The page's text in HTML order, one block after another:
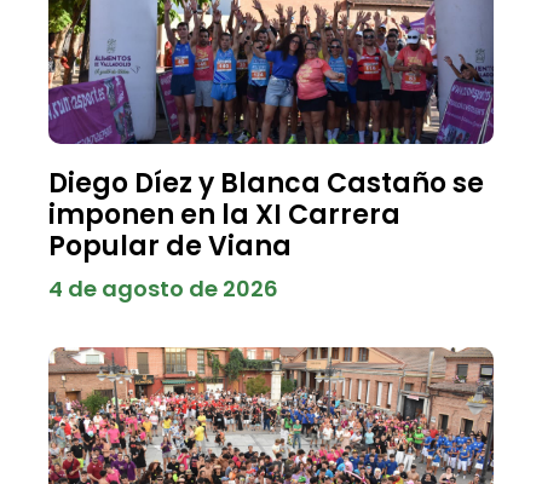
Diego Díez y Blanca Castaño se
imponen en la XI Carrera
Popular de Viana
4 de agosto de 2026